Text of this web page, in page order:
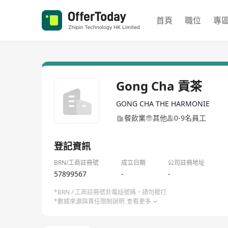
首頁 職位 專
Gong Cha 貢茶
GONG CHA THE HARMONIE
餐飲業
其他 0-9名員工
登記資訊
BRN/工商註冊號 成立日期 公司註冊地址
57899567 - -
*BRN / 工商註冊號非電話號碼，請勿撥打
*數據來源與責任限制說明 查看更多